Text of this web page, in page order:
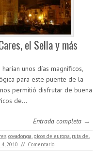
el Sella y más
unos días magníficos,
para este puente de la
permitió disfrutar de buena
de…
Entrada completa →
,covadonga, picos de europa, ruta del
2010 // Comentario